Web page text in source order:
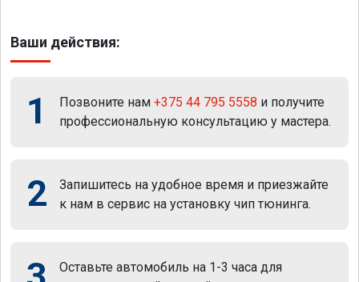
Ваши действия:
1 Позвоните нам +375 44 795 5558 и получите
профессиональную консультацию у мастера.
2
Запишитесь на удобное время и приезжайте
к нам в сервис на установку чип тюнинга.
Оставьте автомобиль на 1-3 часа для